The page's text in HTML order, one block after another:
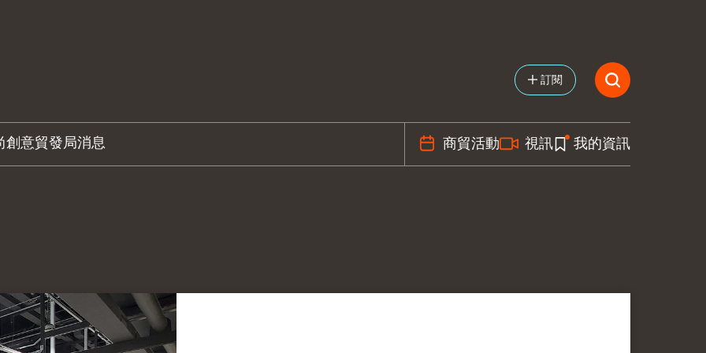
訂閱
創意貿發局消息 商貿活動 視訊 我的資訊